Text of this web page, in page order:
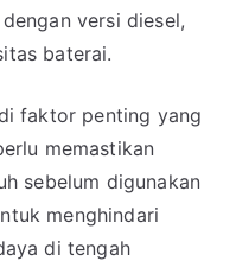
versi diesel,
baterai.
faktor penting yang
memastikan
sebelum digunakan
menghindari
di tengah